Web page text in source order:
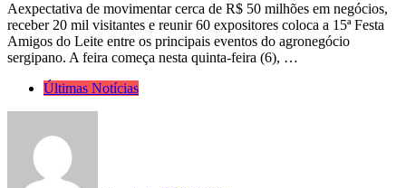
Aexpectativa de movimentar cerca de R$ 50 milhões em negócios,
receber 20 mil visitantes e reunir 60 expositores coloca a 15ª Festa
Amigos do Leite entre os principais eventos do agronegócio
sergipano. A feira começa nesta quinta-feira (6), …
Últimas Notícias